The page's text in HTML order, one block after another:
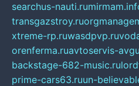
searchus-nauti.ru
transgazstroy.ru
xtreme-rp.ruwasdpvp.ru
orenferma.ruavtoservis-
backstage-682-music.ru
prime-cars63.ruun-